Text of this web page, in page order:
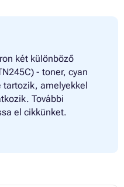
két különböző
- toner, cyan
tartozik, amelyekkel
További
el cikkünket.